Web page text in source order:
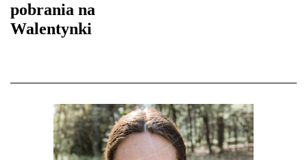
pobrania na
Walentynki